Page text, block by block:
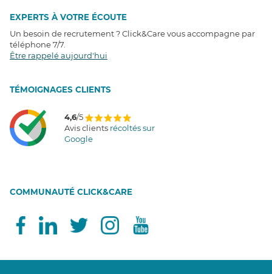
EXPERTS À VOTRE ÉCOUTE
Un besoin de recrutement ? Click&Care vous accompagne par
téléphone 7/7
Être rappelé aujourd'hui
TÉMOIGNAGES CLIENTS
4,6/5
Avis clients récoltés sur
Google
COMMUNAUTÉ CLICK&CARE